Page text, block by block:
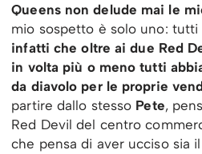
Queens non delude mai le
mio sospetto è solo uno: tutti
infatti che oltre ai due Red
in volta più o meno tutti
da diavolo per le proprie
partire dallo stesso Pete,
Red Devil del centro
che pensa di aver ucciso sia